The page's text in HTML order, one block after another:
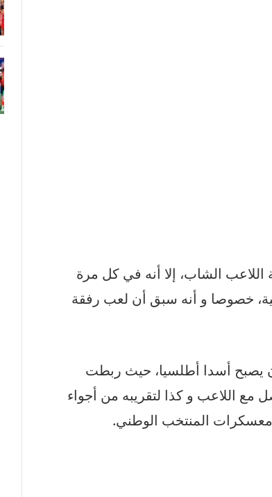
الشاب، إلا أنه في كل مرة
خصوصا و أنه سبق أن لعب رفقة
يصبح أسدا أطلسيا، حيث ربطت
مع اللاعب و كذا لتقريبه من أجواء
معسكرات المنتخب الوطني.